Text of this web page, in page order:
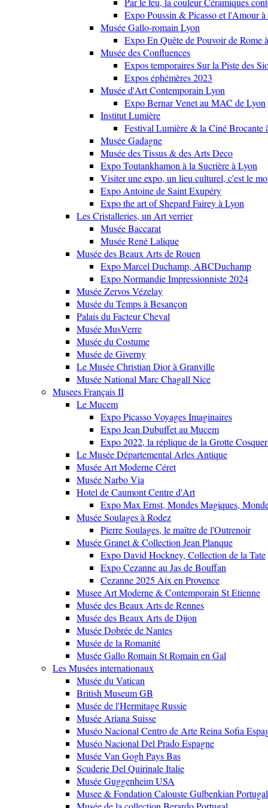
Expo Poussin & Picasso et l'Amour
Musée Gallo-romain Lyon
Expo En Quête de Pouvoir de Rome
Musée des Confluences
Expos temporaires Sur la Piste des
Expos éphémères 2023
Musée d'Art Contemporain Lyon
Expo Bernar Venet au MAC de Lyon
Institut Lumière
Festival Lumière & la Ciné Brocante
Musée Gadagne
Musée des Tissus & des Arts Deco
Expo Toutankhamon à la Sucrière à Lyon
Visiter une expo, un lieu culturel, c'est le
Expo Antoine de Saint Exupéry
Expo the art of Shepard Fairey à Lyon
Les Cristalleries, un Art verrier
Musée Baccarat
Musée René Lalique
Musée des Beaux Arts de Rouen
Expo Marcel Duchamp, ABCDuchamp
Expo Normandie Impressionniste 2024
Musée Zervos Vézelay
Musée du Temps à Besançon
Palais du Facteur Cheval
Musée MusVerre
Musée du Costume
Musée de Giverny
Le Musée Christian Dior à Granville
Musée National Marc Chagall Nice
Musees Français II
Le Mucem
Expo Picasso Voyages Imaginaires
Expo Jean Dubuffet au Mucem
Expo 2022, la réplique de la Grotte
Le Musée Départemental Arles Antique
Musée Art Moderne Céret
Musée Narbo Via
Hotel de Caumont Centre d'Art
Expo Max Ernst, Mondes Magiques,
Musée Soulages à Rodez
Pierre Soulages, le maître de l'Outrenoir
Musée Granet & Collection Jean Planque
Expo David Hockney, Collection de la Tate
Expo Cezanne au Jas de Bouffan
Cezanne 2025 Aix en Provence
Musee Art Moderne & Contemporain St Etienne
Musée des Beaux Arts de Rennes
Musée des Beaux Arts de Dijon
Musée Dobrée de Nantes
Musée de la Romanité
Musée Gallo Romain St Romain en Gal
Les Musées internationaux
Musée du Vatican
British Museum GB
Musée de l'Hermitage Russie
Musée Ariana Suisse
Muséo Nacional Centro de Arte Reina Sofia
Muséo Nacional Del Prado Espagne
Musée Van Gogh Pays Bas
Scuderie Del Quirinale Italie
Musée Guggenheim USA
Musee & Fondation Calouste Gulbenkian Portugal